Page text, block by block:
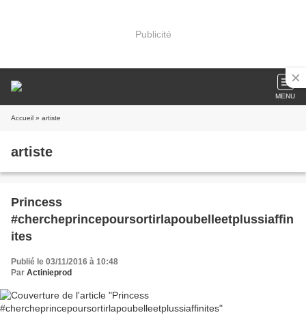
Publicité
MENU
Accueil » artiste
artiste
Princess
#chercheprincepoursortirlapoubelleetplussiaffin
ites
Publié le 03/11/2016 à 10:48
Par Actinieprod